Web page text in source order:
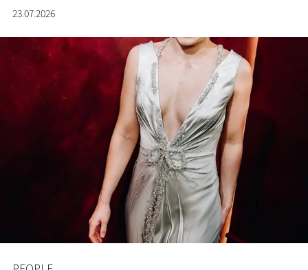
23.07.2026